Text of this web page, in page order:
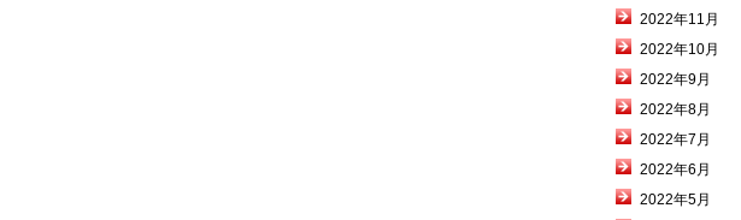
2022年11月
2022年10月
2022年9月
2022年8月
2022年7月
2022年6月
2022年5月